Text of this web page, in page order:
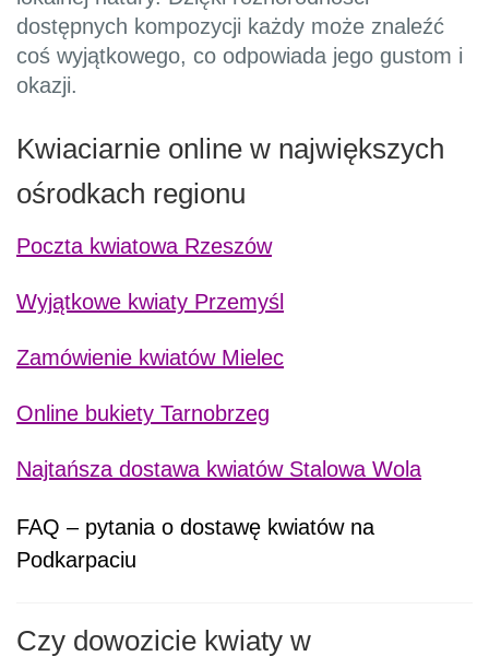
dostępnych kompozycji każdy może znaleźć
coś wyjątkowego, co odpowiada jego gustom i
okazji.
Kwiaciarnie online w największych
ośrodkach regionu
Poczta kwiatowa Rzeszów
Wyjątkowe kwiaty Przemyśl
Zamówienie kwiatów Mielec
Online bukiety Tarnobrzeg
Najtańsza dostawa kwiatów Stalowa Wola
FAQ – pytania o dostawę kwiatów na
Podkarpaciu
Czy dowozicie kwiaty w